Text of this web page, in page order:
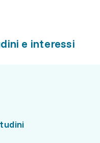
e interessi